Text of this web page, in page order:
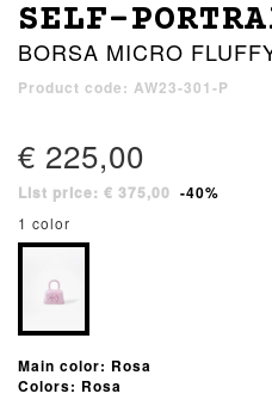
SELF-
BORSA MICRO
Product code: AW23-301-P
€ 225,00
List price: € 375,00 -40%
1 color
Main color: Rosa
Colors: Rosa